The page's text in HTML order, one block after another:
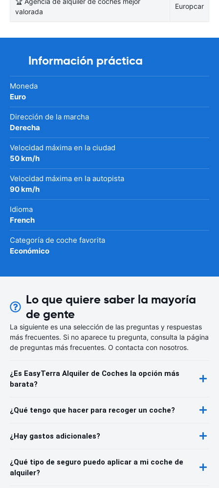
valorada
Europcar
Información práctica
Moneda
Euro
Dirección de la marcha
Derecha
Velocidad máxima en la ciudad
50 km/h
Velocidad máxima en la autopista
90 km/h
Idioma
French
Categoría de coche favorita
Económico
Lo que quiere saber la mayoría
de gente
La siguiente es una selección de las preguntas y respuestas
más frecuentes. Si no aparece tu pregunta, consulta la página
de preguntas más frecuentes. O contacta con nosotros.
¿Es EasyTerra Alquiler de Coches la opción más
barata?
¿Qué tengo que hacer para recoger un coche?
¿Hay gastos adicionales?
¿Qué tipo de seguro puedo aplicar a mi coche de
alquiler?